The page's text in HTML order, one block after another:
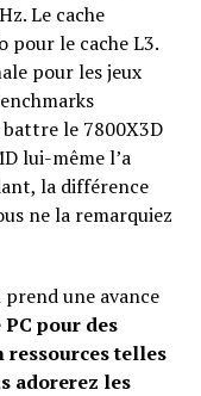
Le cache
pour le cache L3.
pour les jeux
le 7800X3D
lui-même l’a
la différence
ne la remarquiez
une avance
pour des
ressources telles
adorerez les